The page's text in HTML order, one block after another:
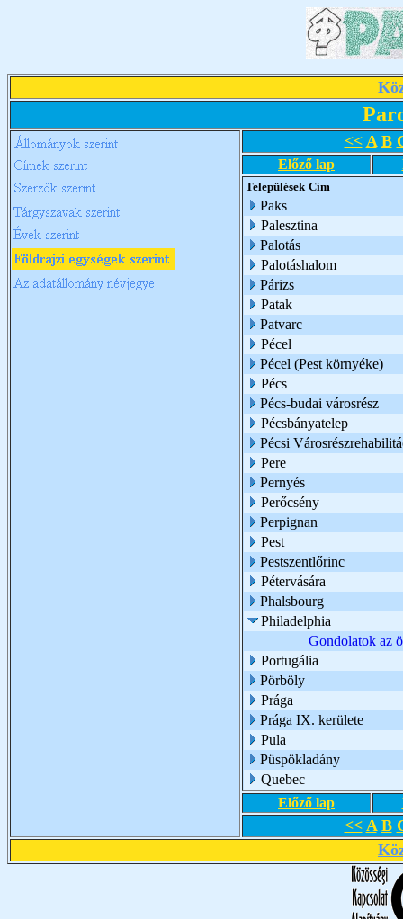
<< A B
Előző lap
Települések Cím
Paks
Palesztina
Palotás
Palotáshalom
Párizs
Patak
Patvarc
Pécel
Pécel (Pest környéke)
Pécs
Pécs-budai városrész
Pécsbányatelep
Pécsi
Pere
Pernyés
Perőcsény
Perpignan
Pest
Pestszentlőrinc
Pétervására
Phalsbourg
Philadelphia
Gondolatok az
Portugália
Pörböly
Prága
Prága IX. kerülete
Pula
Püspökladány
Quebec
Előző lap
<< A B